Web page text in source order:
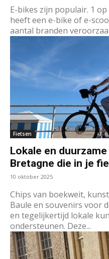
E-bikes zijn populair. 1
heeft een e-bike of e-
aantal branden
Fietsen
Lokale en
Bretagne die in je
10 oktober 2025
Chips van boekweit,
Baule en souvenirs voor
en tegelijkertijd lokale
ondersteunen. Deze...